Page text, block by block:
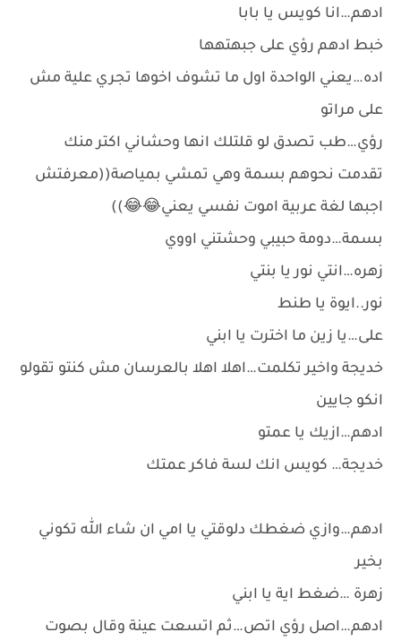
ادهم…انا كويس يا بابا
خبط ادهم رؤي على جبهتهها
اده…يعني الواحدة اول ما تشوف اخوها تجري علية مش
على مراتو
رؤي…طب تصدق لو قلتلك انها وحشاني اكتر منك
تقدمت نحوهم بسمة وهي تمشي بمياصة((معرفتش
اجبها لغة عربية اموت نفسي يعني😂😂))
بسمة…دومة حبيبي وحشتني اووي
زهره…انتي نور يا بنتي
نور..ايوة يا طنط
على…يا زين ما اخترت يا ابني
خديجة واخير تكلمت…اهلا اهلا بالعرسان مش كنتو تقولو
انكو جايين
ادهم…ازيك يا عمتو
خديجة… كويس انك لسة فاكر عمتك
ادهم…وازي ضغطك دلوقتي يا امي ان شاء الله تكوني
بخير
زهرة …ضغط اية يا ابني
ادهم…اصل رؤي اتص…ثم اتسعت عينة وقال بصوت